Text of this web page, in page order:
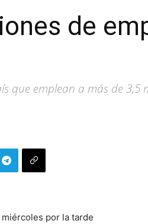
de
que emplean a más de 3,5
por la tarde